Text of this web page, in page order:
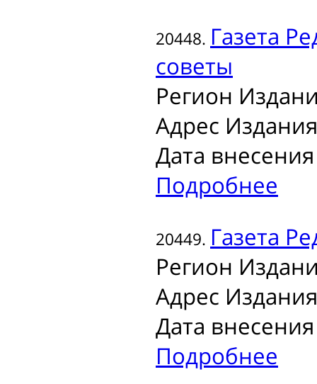
20448. Газета
советы
Регион
Адрес
Дата
Подробнее
20449. Газета
Регион
Адрес
Дата
Подробнее